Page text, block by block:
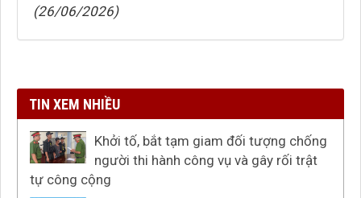
(26/06/2026)
TIN XEM NHIỀU
Khởi tố, bắt tạm giam đối tượng chống
người thi hành công vụ và gây rối trật
tự công cộng